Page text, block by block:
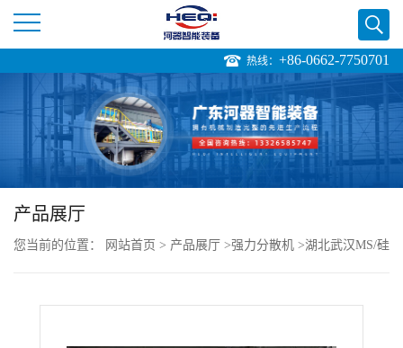
司
首
页
公
热线： +86-0662-7750701
产品展厅
您当前的位置： 网站首页 > 产品展厅 >强力分散机 >湖北武汉MS/硅